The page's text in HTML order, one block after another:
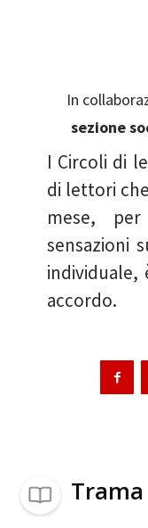
In
sezione
I Circoli di
di lettori
mese,
sensazioni
individuale,
accordo.
Trama